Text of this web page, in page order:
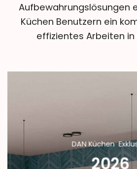
Aufbewahrungslösungen
Küchen Benutzern ein
effizientes Arbeiten in
DAN Küchen
2026